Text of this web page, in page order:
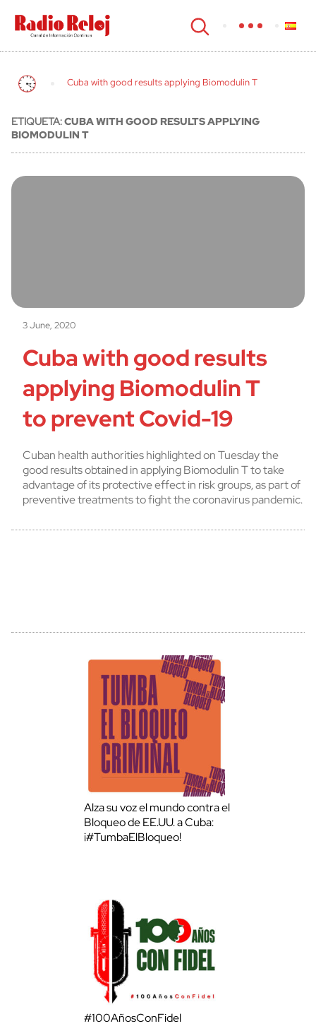
cerrar
Cuba with good results applying Biomodulin T
ETIQUETA:CUBA WITH GOOD RESULTS APPLYING
BIOMODULIN T
3 June, 2020
Cuba with good results
applying Biomodulin T
to prevent Covid-19
Cuban health authorities highlighted on Tuesday the
good results obtained in applying Biomodulin T to take
advantage of its protective effect in risk groups, as part of
preventive treatments to fight the coronavirus pandemic.
Alza su voz el mundo contra el
Bloqueo de EE.UU. a Cuba:
¡#TumbaElBloqueo!
#100AñosConFidel